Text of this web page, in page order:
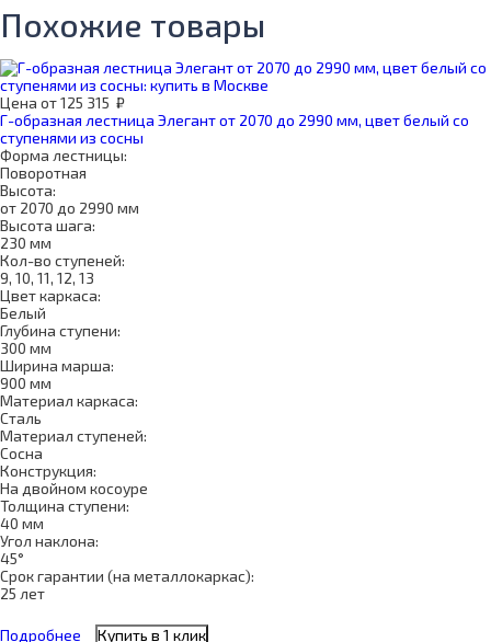
Похожие товары
Цена от125 315 ₽
Г-образная лестница Элегант от 2070 до 2990 мм, цвет белый со
ступенями из сосны
Форма лестницы:
Поворотная
Высота:
от 2070 до 2990 мм
Высота шага:
230 мм
Кол-во ступеней:
9, 10, 11, 12, 13
Цвет каркаса:
Белый
Глубина ступени:
300 мм
Ширина марша:
900 мм
Материал каркаса:
Сталь
Материал ступеней:
Сосна
Конструкция:
На двойном косоуре
Толщина ступени:
40 мм
Угол наклона:
45°
Срок гарантии (на металлокаркас):
25 лет
Подробнее Купить в 1 клик